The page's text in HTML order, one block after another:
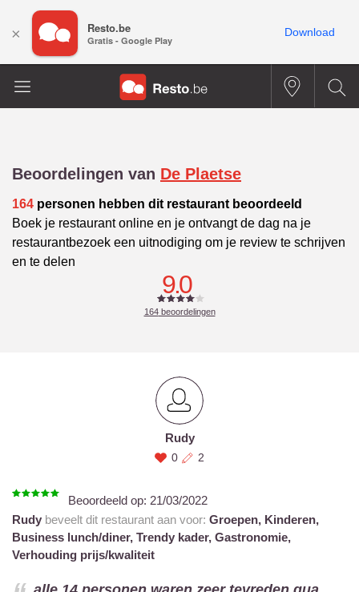
Beoordelingen van De Plaetse
164 personen hebben dit restaurant beoordeeld
Boek je restaurant online en je ontvangt de dag na je
restaurantbezoek een uitnodiging om je review te schrijven
en te delen
9.0
164beoordelingen
Rudy
0 2
Beoordeeld op: 21/03/2022
Rudy beveelt dit restaurant aan voor: Groepen, Kinderen,
Business lunch/diner, Trendy kader, Gastronomie,
Verhouding prijs/kwaliteit
× Resto.be
Gratis - Google Play
Download